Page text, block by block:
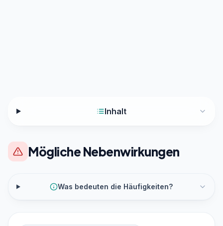
Inhalt
Mögliche Nebenwirkungen
Was bedeuten die Häufigkeiten?